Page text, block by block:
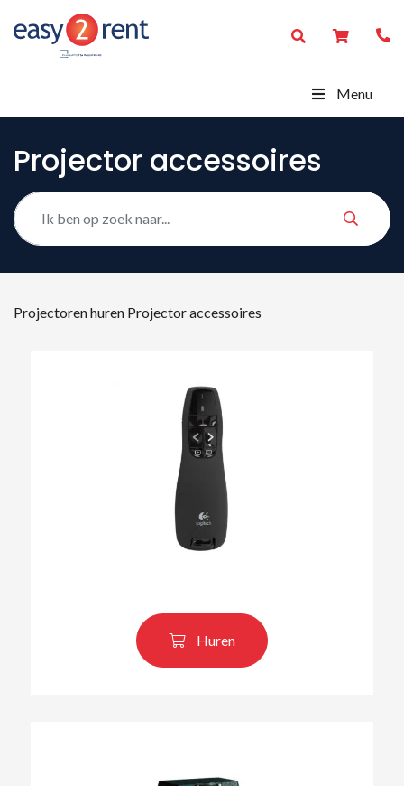
Menu
Projector accessoires
Projectoren huren Projector accessoires
Huren